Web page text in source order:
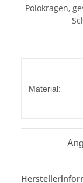
Polokragen,
Material: